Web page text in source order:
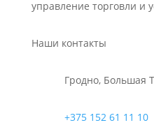
управление торговли и
Наши контакты
Гродно, Большая
+375 152 61 11 10